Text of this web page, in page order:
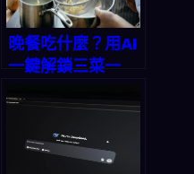
晚餐吃什麼？用AI
一鍵解鎖三菜一